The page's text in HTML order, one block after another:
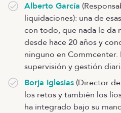
Alberto García
liquidaciones): una de
con todo, que nada le da
desde hace 20 años y
ninguno en Commcenter.
supervisión y gestión
Borja Iglesias (Director
los retos y también los
ha integrado bajo su